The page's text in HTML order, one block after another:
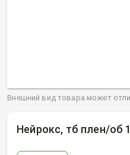
Нейрокс, тб плен/об
Внешний вид товара может